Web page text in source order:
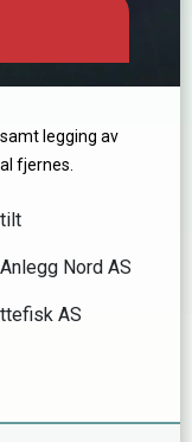
legging av
fjernes.
Nord AS
AS